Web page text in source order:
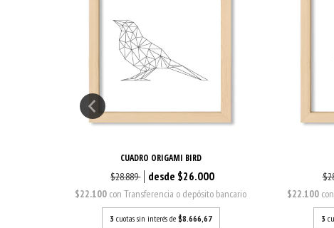
CUADRO ORIGAMI BIRD
$28.889 $26.000
$22.100 con Transferencia o depósito bancario
3 cuotas sin interés de $8.666,67
$22.100 con
3